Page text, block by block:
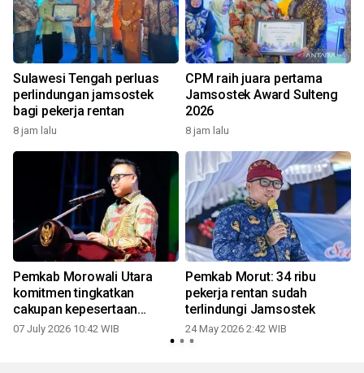
Sulawesi Tengah perluas
perlindungan jamsostek
bagi pekerja rentan
8 jam lalu
CPM raih juara pertama
Jamsostek Award Sulteng
2026
8 jam lalu
Pemkab Morowali Utara
komitmen tingkatkan
cakupan kepesertaan
Jamsostek
07 July 2026 10:42 WIB
Pemkab Morut: 34 ribu
pekerja rentan sudah
terlindungi Jamsostek
24 May 2026 2:42 WIB